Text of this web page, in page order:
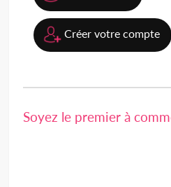
Créer votre compte
Soyez le premier à